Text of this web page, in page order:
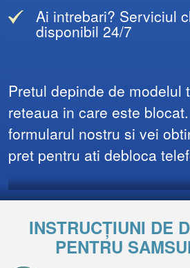
Ai intrebari? Serviciul
disponibil 24/7
Pretul depinde de modelul
reteaua in care este
formularul nostru si vei
pret pentru ati debloca
INSTRUCȚIUNI DE
PENTRU